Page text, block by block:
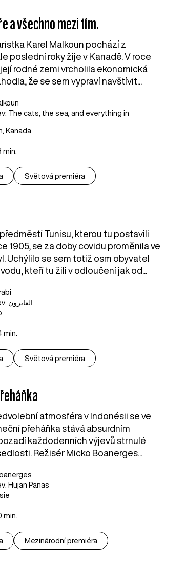
a všechno mezi tím.
Karel Malkoun pochází z
poslední roky žije v Kanadě. V roce
její rodné zemi vrcholila ekonomická
že se sem vypraví navštívit...
The cats, the sea, and everything in
Kanada
min.
Světová premiéra
Tunisu, kterou tu postavili
1905, se za doby covidu proměnila ve
Uchýlilo se sem totiž osm obyvatel
kteří tu žili v odloučení jak od...
originální název: العابرون
min.
Světová premiéra
atmosféra v Indonésii se ve
přeháňka stává absurdním
každodenních výjevů strnulé
Režisér Micko Boanerges...
Hujan Panas
min.
Mezinárodní premiéra